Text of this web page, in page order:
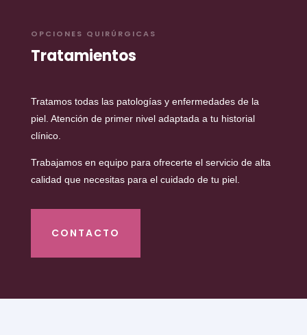
OPCIONES QUIRÚRGICAS
Tratamientos
Tratamos todas las patologías y enfermedades de la
piel. Atención de primer nivel adaptada a tu historial
clínico.
Trabajamos en equipo para ofrecerte el servicio de alta
calidad que necesitas para el cuidado de tu piel.
CONTACTO